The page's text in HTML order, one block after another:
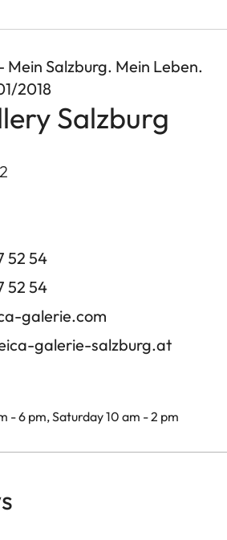
Salzburg. Mein Leben.
2018
Salzburg
52 54
52 54
galerie.com
galerie-salzburg.at
- 6 pm, Saturday 10 am - 2 pm